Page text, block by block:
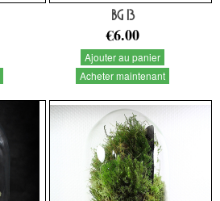
BG 13
€6.00
Ajouter au panier
Acheter maintenant